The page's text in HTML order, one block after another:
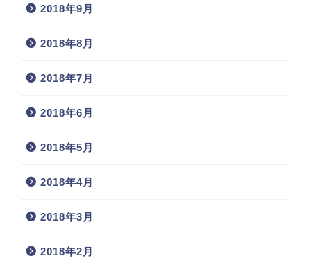
2018年9月
2018年8月
2018年7月
2018年6月
2018年5月
2018年4月
2018年3月
2018年2月